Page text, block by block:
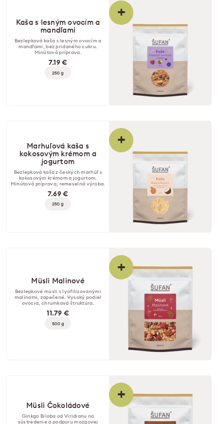
+
Kaša s lesným ovocím a
mandľami
Bezlepková kaša s lesným ovocím a
mandľami, bez pridaného cukru.
Minútová príprava.
7.19 €
250 g
+
Marhuľová kaša s
kokosovým krémom a
jogurtom
Bezlepková kaša z českých marhúľ s
kokosovým krémom a jogurtom.
Minútová príprava, remeselná výroba.
7.69 €
250 g
+
Müsli Malinové
Bezlepkové müsli s lyofilizovanými
malinami, zapečené. Vysoký podiel
ovocia, chrumkavá štruktúra.
11.79 €
500 g
+
Müsli Čokoládové
Ginkgo Biloba od Viridianu na
sústredenie a podporu mozgovej